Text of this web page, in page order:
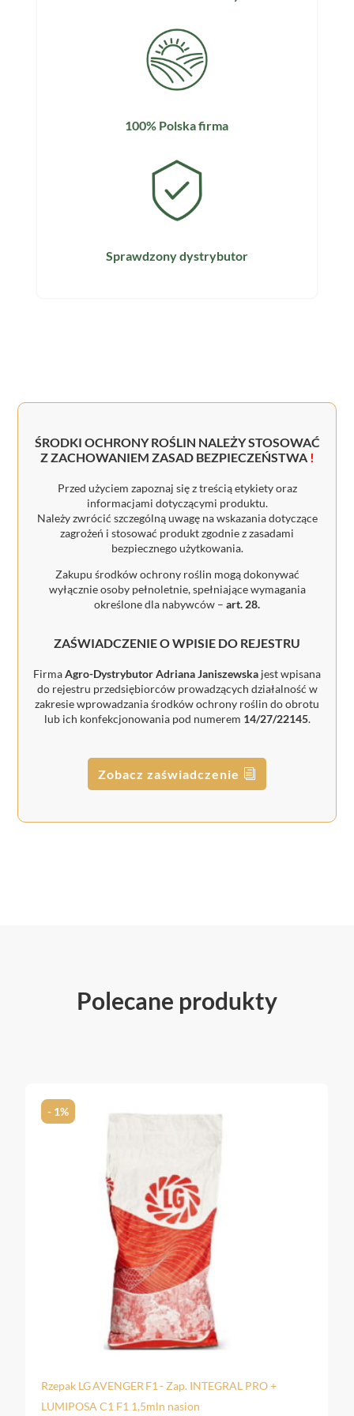
100% Polska firma
Sprawdzony dystrybutor
ŚRODKI OCHRONY ROŚLIN NALEŻY STOSOWAĆ
Z ZACHOWANIEM ZASAD BEZPIECZEŃSTWA !
Przed użyciem zapoznaj się z treścią etykiety oraz
informacjami dotyczącymi produktu.
Należy zwrócić szczególną uwagę na wskazania dotyczące
zagrożeń i stosować produkt zgodnie z zasadami
bezpiecznego użytkowania.
Zakupu środków ochrony roślin mogą dokonywać
wyłącznie osoby pełnoletnie, spełniające wymagania
określone dla nabywców – art. 28.
ZAŚWIADCZENIE O WPISIE DO REJESTRU
FirmaAgro-Dystrybutor Adriana Janiszewska jest wpisana
do rejestru przedsiębiorców prowadzących działalność w
zakresie wprowadzania środków ochrony roślin do obrotu
lub ich konfekcjonowania pod numerem 14/27/22145.
Zobacz zaświadczenie
Polecane produkty
brak w magazynie
RZEPAK DC 2303 SCENIC+LUMIPOSA C1 F1 1,5mln
nasion MASS SEEDS